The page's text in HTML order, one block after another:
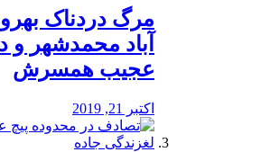
مرگ دردناک
آباد محمدشهر
عجیب همسرش
اکتبر 21, 2019